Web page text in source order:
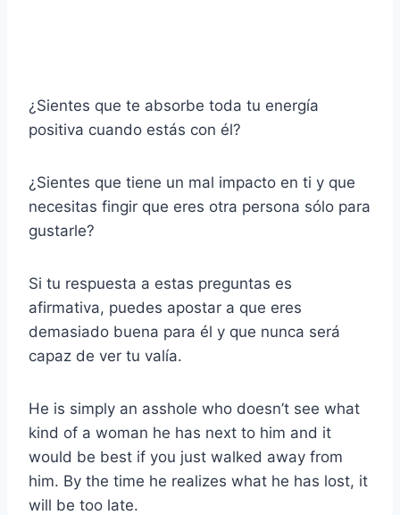
¿Sientes que te absorbe toda tu energía
positiva cuando estás con él?
¿Sientes que tiene un mal impacto en ti y que
necesitas fingir que eres otra persona sólo para
gustarle?
Si tu respuesta a estas preguntas es
afirmativa, puedes apostar a que eres
demasiado buena para él y que nunca será
capaz de ver tu valía.
He is simply an asshole who doesn’t see what
kind of a woman he has next to him and it
would be best if you just walked away from
him. By the time he realizes what he has lost, it
will be too late.